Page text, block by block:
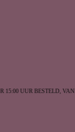
UUR BESTELD,